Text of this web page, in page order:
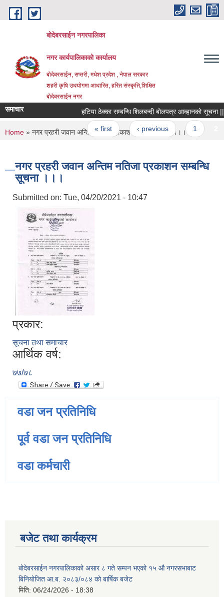
Skip to main content
बोदेबरसाईन नगरपालिका
नगर कार्यपालिकाको कार्यालय
बोदेबरसाईन, सप्तरी, मधेश प्रदेश , नेपाल सरकार
शहरी कृषि उधयोगमा आधारित, हरित संस्कृति,शिक्षित
बोदेबरसाईन नगर
समाचार हटिया ठेक्का सम्बन्धि शिलबन्दी बोलपत्र आव्हानको सूचना |||
Pages
« first ‹ previous 1
You are here
Home » नगर प्रहरी जवान अन्तिम नतिजा प्रकाशन सम्बन्धि सूचना ।।।
नगर प्रहरी जवान अन्तिम नतिजा प्रकाशन सम्बन्धि
सूचना ।।।
Submitted on: Tue, 04/20/2021 - 10:47
प्रकार:
सूचना तथा समाचार
आर्थिक वर्ष:
७७/७८
वडा जन प्रतिनिधि
पूर्व वडा जन प्रतिनिधि
वडा कर्मचारी
बजेट तथा कार्यक्रम
बोदेबरसाईन नगरपालिकाको असार ८ गते सम्पन भएको १५ ‍‍‍औ नगरसभाबाट
बिनियोजित आ.ब. २०८३/०८४ को बार्षिक बजेट
मिति: 06/24/2026 - 18:38